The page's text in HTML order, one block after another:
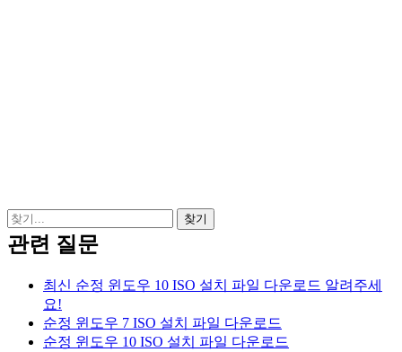
관련 질문
최신 순정 윈도우 10 ISO 설치 파일 다운로드 알려주세
요!
순정 윈도우 7 ISO 설치 파일 다운로드
순정 윈도우 10 ISO 설치 파일 다운로드